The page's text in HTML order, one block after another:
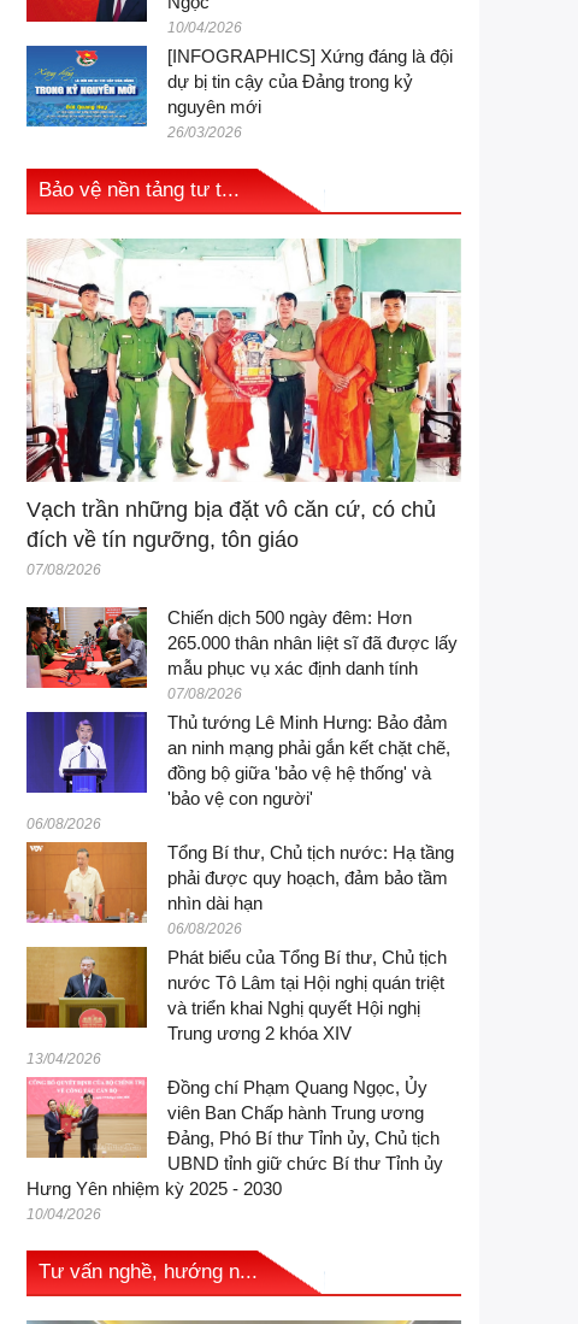
10/04/2026
[INFOGRAPHICS] Xứng đáng là đội
dự bị tin cậy của Đảng trong kỷ
nguyên mới
26/03/2026
Bảo vệ nền tảng tư t...
Vạch trần những bịa đặt vô căn cứ, có chủ
đích về tín ngưỡng, tôn giáo
07/08/2026
Chiến dịch 500 ngày đêm: Hơn
265.000 thân nhân liệt sĩ đã được lấy
mẫu phục vụ xác định danh tính
07/08/2026
Thủ tướng Lê Minh Hưng: Bảo đảm
an ninh mạng phải gắn kết chặt chẽ,
đồng bộ giữa 'bảo vệ hệ thống' và
'bảo vệ con người'
06/08/2026
Tổng Bí thư, Chủ tịch nước: Hạ tầng
phải được quy hoạch, đảm bảo tầm
nhìn dài hạn
06/08/2026
Phát biểu của Tổng Bí thư, Chủ tịch
nước Tô Lâm tại Hội nghị quán triệt
và triển khai Nghị quyết Hội nghị
Trung ương 2 khóa XIV
13/04/2026
Đồng chí Phạm Quang Ngọc, Ủy
viên Ban Chấp hành Trung ương
Đảng, Phó Bí thư Tỉnh ủy, Chủ tịch
UBND tỉnh giữ chức Bí thư Tỉnh ủy
Hưng Yên nhiệm kỳ 2025 - 2030
10/04/2026
Tư vấn nghề, hướng n...